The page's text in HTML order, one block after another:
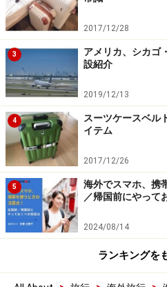
2017/12/28
3
アメリカ、シカゴ
設紹介
2019/12/13
4
スーツケースベル
イテム
2017/12/26
5
海外でスマホ、携
／帰国前にやって
2024/08/14
ランキングを